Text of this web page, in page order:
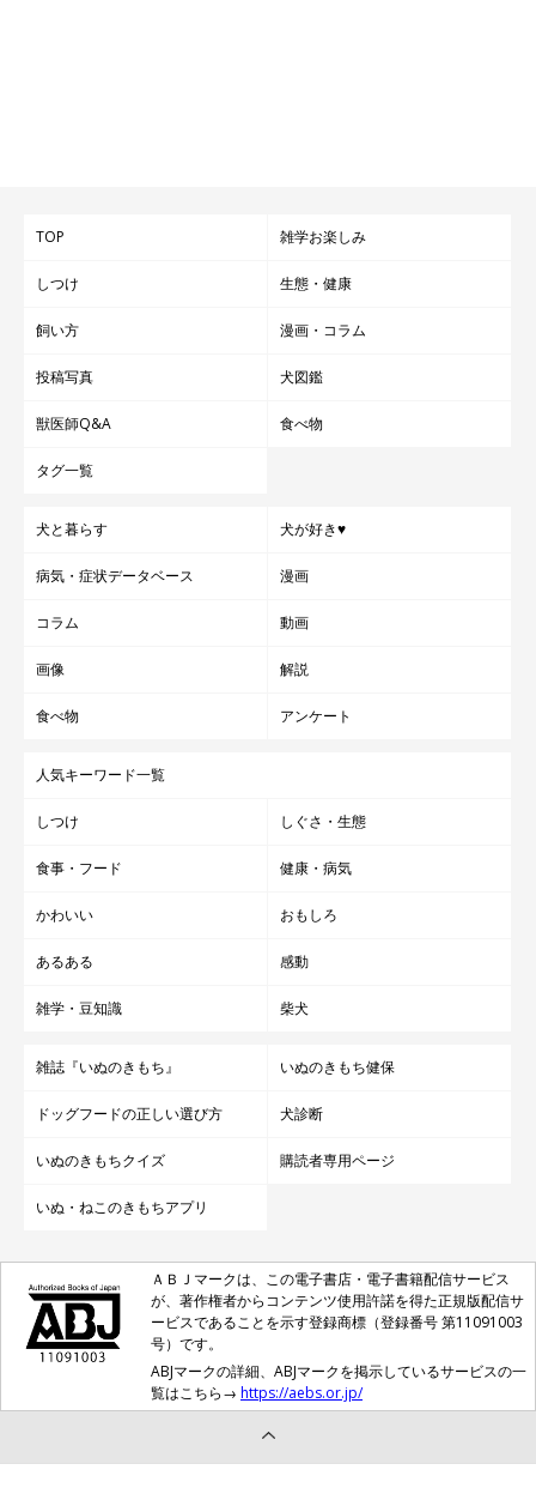
TOP 雑学お楽しみ
しつけ 生態・健康
飼い方 漫画・コラム
投稿写真 犬図鑑
獣医師Q&A 食べ物
タグ一覧
犬と暮らす 犬が好き♥
病気・症状データベース 漫画
コラム 動画
画像 解説
食べ物 アンケート
人気キーワード一覧
しつけ しぐさ・生態
食事・フード 健康・病気
かわいい おもしろ
あるある 感動
雑学・豆知識 柴犬
雑誌『いぬのきもち』 いぬのきもち健保
ドッグフードの正しい選び方 犬診断
いぬのきもちクイズ 購読者専用ページ
いぬ・ねこのきもちアプリ
ＡＢＪマークは、この電子書店・電子書籍配信サービス
が、著作権者からコンテンツ使用許諾を得た正規版配信サ
ービスであることを示す登録商標（登録番号 第11091003
号）です。
ABJマークの詳細、ABJマークを掲示しているサービスの一
覧はこちら→ https://aebs.or.jp/